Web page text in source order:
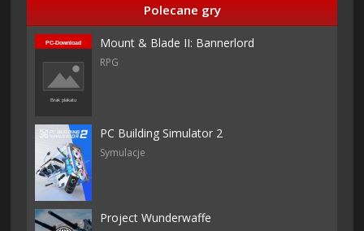
Polecane gry
Mount & Blade II: Bannerlord
RPG
PC Building Simulator 2
Symulacje
Project Wunderwaffe